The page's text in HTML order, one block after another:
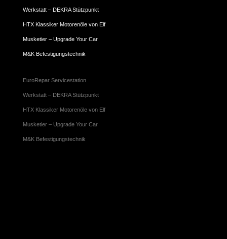
Werkstatt – DEKRA Stützpunkt
HTX Klassiker Motorenöle von Elf
Musketier – Upgrade Your Car
M&K Befestigungstechnik
EuroRepar Servicestation
Werkstatt – DEKRA Stützpunkt
HTX Klassiker Motorenöle von Elf
Musketier – Upgrade Your Car
M&K Befestigungstechnik